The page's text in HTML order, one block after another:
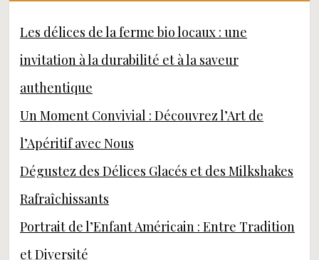
Les délices de la ferme bio locaux : une
invitation à la durabilité et à la saveur
authentique
Un Moment Convivial : Découvrez l’Art de
l’Apéritif avec Nous
Dégustez des Délices Glacés et des Milkshakes
Rafraîchissants
Portrait de l’Enfant Américain : Entre Tradition
et Diversité